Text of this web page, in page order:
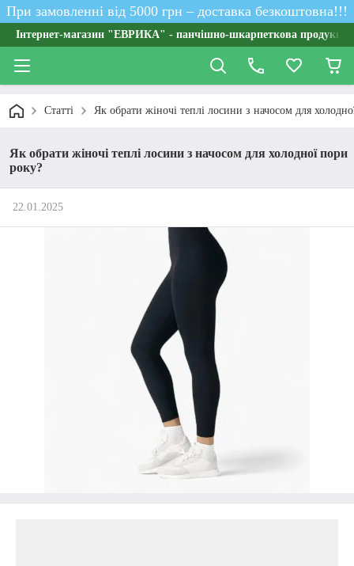
При замовленні від 5000 грн – доставка безкоштовна!!!
Інтернет-магазин "ЕВРИКА" - панчішно-шкарпеткова продукція
Статті Як обрати жіночі теплі лосини з начосом для
Як обрати жіночі теплі лосини з начосом для холодної пори
року?
22.01.2025